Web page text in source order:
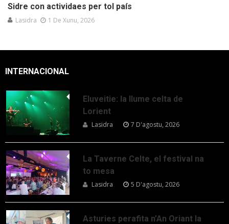
Sidre con actividaes per tol país
Lasidra 1 De Xunu, 2026
INTERNACIONAL
Eluveitie: la llume celta de
Lorient
Lasidra 7 D'agostu, 2026
La Taverne Celte, el festival na
to mesa
Lasidra 5 D'agostu, 2026
Asturies perafita n’An Oriant la